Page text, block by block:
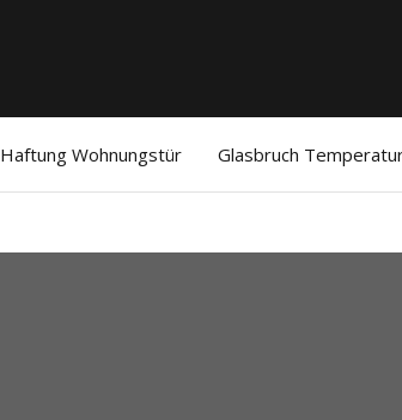
Haftung Wohnungstür Glasbruch